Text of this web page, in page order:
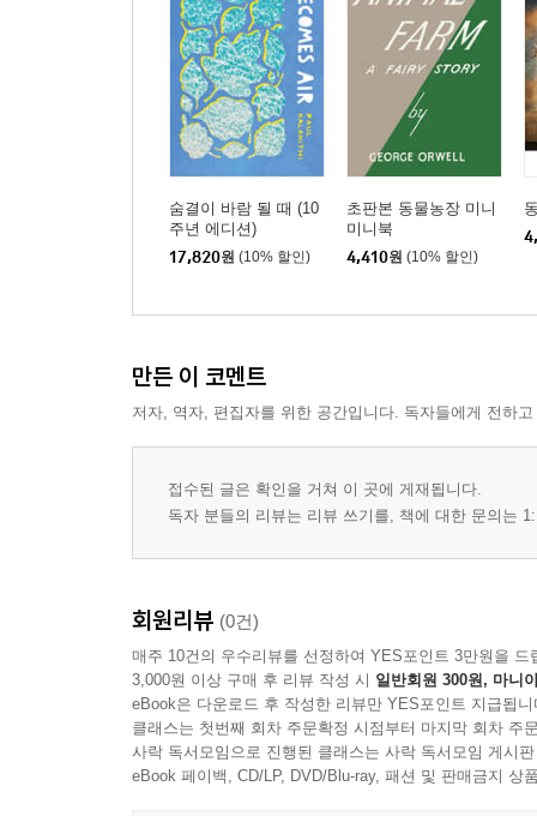
숨결이 바람 될 때 (10
주년 에디션)
17,820원 (10% 할인)
초판본 동물농장 미니
미니북
4,410원 (10% 할인)
만든 이 코멘트
저자, 역자, 편집자를 위한 공간입니다. 독자들에게 전하
접수된 글은 확인을 거쳐 이 곳에 게재됩니다.
독자 분들의 리뷰는 리뷰 쓰기를, 책에 대한 문의는
회원리뷰 (0건)
매주 10건의 우수리뷰를 선정하여 YES포인트 3만원을 드
3,000원 이상 구매 후 리뷰 작성 시 일반회원 300원, 마니
eBook은 다운로드 후 작성한 리뷰만 YES포인트 지급됩니
클래스는 첫번째 회차 주문확정 시점부터 마지막 회차 주
사락 독서모임으로 진행된 클래스는 사락 독서모임 게시
eBook 페이백, CD/LP, DVD/Blu-ray, 패션 및 판매금지 상